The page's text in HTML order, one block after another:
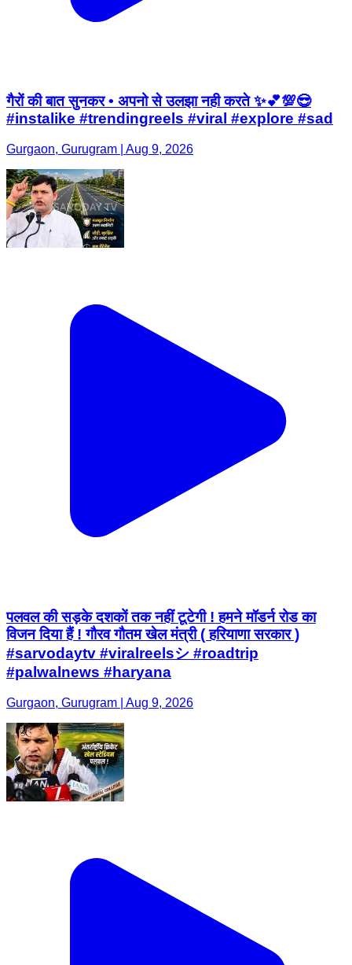
गैरों की बात सुनकर • अपनो से उलझा नही करते ✨💕💯😎
#instalike #trendingreels #viral #explore #sad
Gurgaon, Gurugram | Aug 9, 2026
पलवल की सड़के दशकों तक नहीं टूटेगी ! हमने मॉडर्न रोड का
विजन दिया हैं ! गौरव गौतम खेल मंत्री ( हरियाणा सरकार )
#sarvodaytv #viralreelsシ #roadtrip
#palwalnews #haryana
Gurgaon, Gurugram | Aug 9, 2026